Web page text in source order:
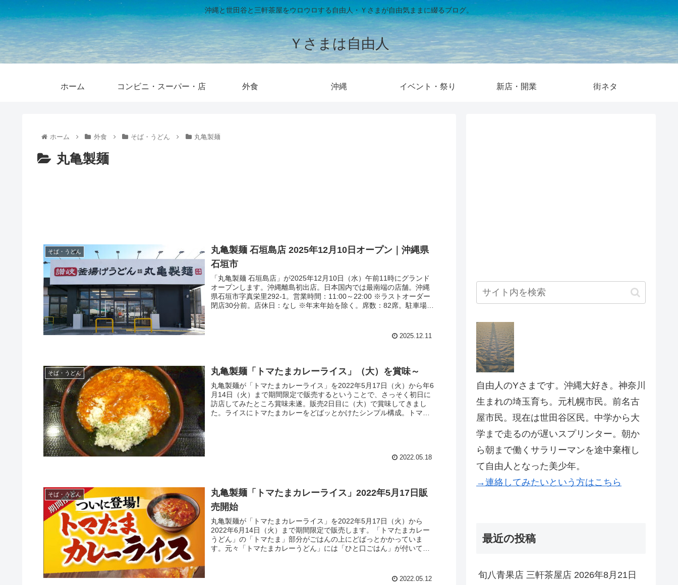
沖縄と世田谷と三軒茶屋をウロウロする自由人・Ｙさまが自由気ままに綴るブログ。
Ｙさまは自由人
ホーム コンビニ・スーパー・店 外食 沖縄 イベント・祭り 新店・開業 街ネタ
ホーム 外食 そば・うどん 丸亀製麺
丸亀製麺
そば・うどん
丸亀製麺 石垣島店 2025年12月10日オープン｜沖縄県
石垣市
「丸亀製麺 石垣島店」が2025年12月10日（水）午前11時にグランド
オープンします。沖縄離島初出店。日本国内では最南端の店舗。沖縄
県石垣市字真栄里292-1。営業時間：11:00～22:00 ※ラストオーダー
閉店30分前。店休日：なし ※年末年始を除く。席数：82席。駐車場：
2025.12.11
そば・うどん 丸亀製麺「トマたまカレーライス」（大）を賞味～
丸亀製麺が「トマたまカレーライス」を2022年5月17日（火）から年6
月14日（火）まで期間限定で販売するということで、さっそく初日に
訪店してみたところ賞味未遂。販売2日目に（大）で賞味してきまし
た。ライスにトマたまカレーをどばッとかけたシンプル構成。トマト
2022.05.18
そば・うどん
丸亀製麺「トマたまカレーライス」2022年5月17日販
売開始
丸亀製麺が「トマたまカレーライス」を2022年5月17日（火）から
2022年6月14日（火）まで期間限定で販売します。「トマたまカレー
うどん」の「トマたま」部分がごはんの上にどばっとかかっていま
す。元々「トマたまカレーうどん」には「ひと口ごはん」が付いてい
2022.05.12
自由人のYさまです。沖縄大好き。神奈川
生まれの埼玉育ち。元札幌市民。前名古
屋市民。現在は世田谷区民。中学から大
学まで走るのが遅いスプリンター。朝か
ら朝まで働くサラリーマンを途中棄権し
て自由人となった美少年。
→連絡してみたいという方はこちら
最近の投稿
旬八青果店 三軒茶屋店 2026年8月21日